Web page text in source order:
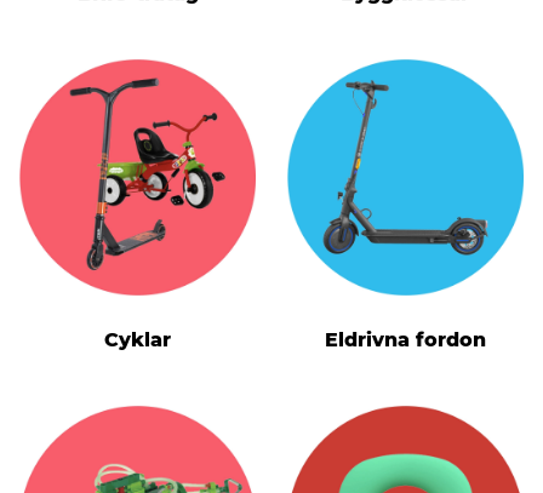
Cyklar Eldrivna fordon